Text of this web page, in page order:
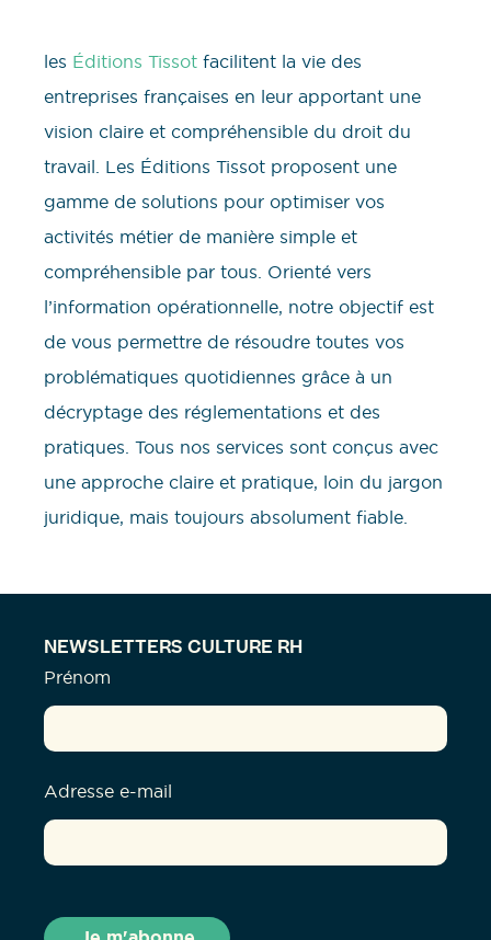
les Éditions Tissot facilitent la vie des
entreprises françaises en leur apportant une
vision claire et compréhensible du droit du
travail. Les Éditions Tissot proposent une
gamme de solutions pour optimiser vos
activités métier de manière simple et
compréhensible par tous. Orienté vers
l’information opérationnelle, notre objectif est
de vous permettre de résoudre toutes vos
problématiques quotidiennes grâce à un
décryptage des réglementations et des
pratiques. Tous nos services sont conçus avec
une approche claire et pratique, loin du jargon
juridique, mais toujours absolument fiable.
NEWSLETTERS CULTURE RH
Prénom
Adresse e-mail